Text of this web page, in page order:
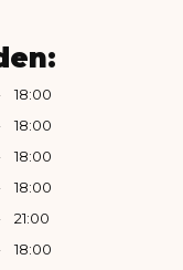
18:00
18:00
18:00
18:00
21:00
18:00